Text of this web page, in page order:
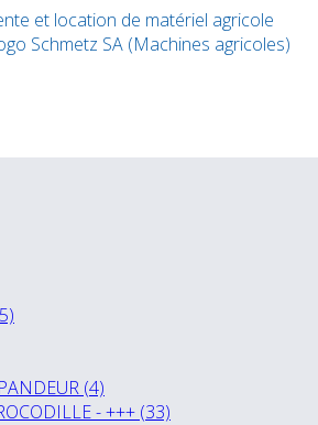
et location de matériel agricole
(4)
- +++ (33)